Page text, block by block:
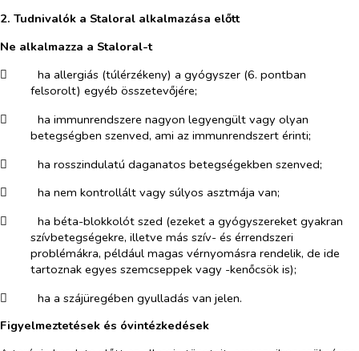
2. Tudnivalók a Staloral alkalmazása előtt
Ne alkalmazza a Staloral-t
​
ha allergiás (túlérzékeny) a gyógyszer (6. pontban
felsorolt) egyéb összetevőjére;
​
ha immunrendszere nagyon legyengült vagy olyan
betegségben szenved, ami az immunrendszert érinti;
​
ha rosszindulatú daganatos betegségekben szenved;
​
ha nem kontrollált vagy súlyos asztmája van;
​
ha béta-blokkolót szed (ezeket a gyógyszereket gyakran
szívbetegségekre, illetve más szív- és érrendszeri
problémákra, például magas vérnyomásra rendelik, de ide
tartoznak egyes szemcseppek vagy -kenőcsök is);
​
ha a szájüregében gyulladás van jelen.
Figyelmeztetések és óvintézkedések